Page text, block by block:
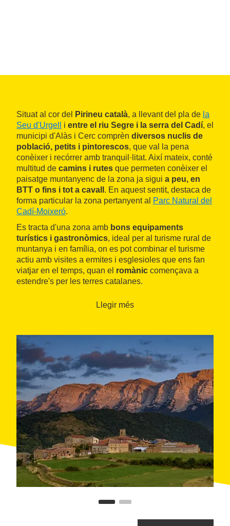
Situat al cor del Pirineu català, a llevant del pla de la
Seu d'Urgell
i entre el riu Segre i la serra del Cadí, el
municipi d'Alàs i Cerc comprèn diversos nuclis de
població, petits i pintorescos, que val la pena
conèixer i recórrer amb tranquil·litat. Així mateix, conté
multitud de camins i rutes que permeten conèixer el
paisatge muntanyenc de la zona ja sigui a peu, en
BTT o fins i tot a cavall . En aquest sentit, destaca de
forma particular la zona pertanyent al
Parc Natural del
Cadí-Moixeró.
Es tracta d'una zona amb bons equipaments
turístics i gastronòmics, ideal per al turisme rural de
muntanya i en família, on es pot combinar el turisme
actiu amb visites a ermites i esglesioles que ens fan
viatjar en el temps, quan el romànic començava a
estendre's per les terres catalanes.
Llegir més